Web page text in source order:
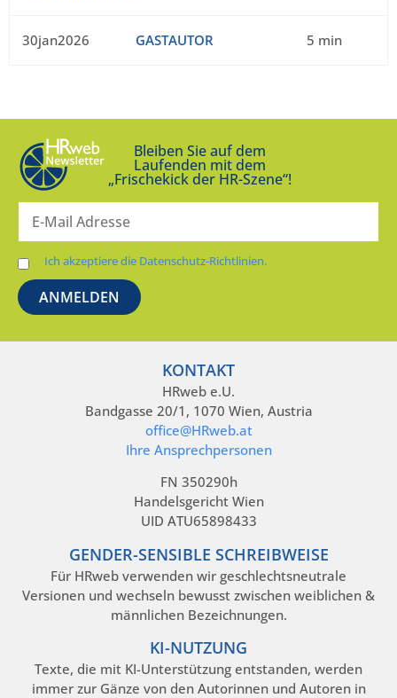
30jan2026 GASTAUTOR 5 min
Bleiben Sie auf dem
Laufenden mit dem
„Frischekick der HR-Szene“!
Ich akzeptiere die Datenschutz-Richtlinien.
KONTAKT
HRweb e.U.
Bandgasse 20/1, 1070 Wien, Austria
office@HRweb.at
Ihre Ansprechpersonen
FN 350290h
Handelsgericht Wien
UID ATU65898433
GENDER-SENSIBLE SCHREIBWEISE
Für HRweb verwenden wir geschlechtsneutrale
Versionen und wechseln bewusst zwischen weiblichen &
männlichen Bezeichnungen.
KI-NUTZUNG
Texte, die mit KI-Unterstützung entstanden, werden
immer zur Gänze von den Autorinnen und Autoren in